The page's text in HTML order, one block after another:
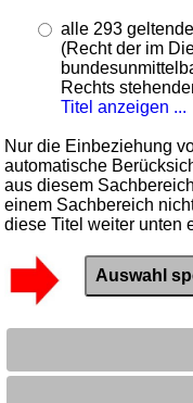
alle 293
(Recht der im
Rechts
Titel anzeigen ...
Nur die Einbeziehung
automatische
aus diesem
einem Sachbereich
diese Titel weiter unten